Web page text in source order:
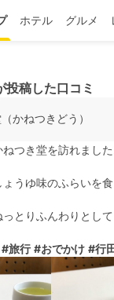
ホテル グルメ
投稿した口コミ
かねつきどう）
つき堂を訪れました
うゆ味のふらいを食
とりふんわりとし
#旅行 #おでかけ #行